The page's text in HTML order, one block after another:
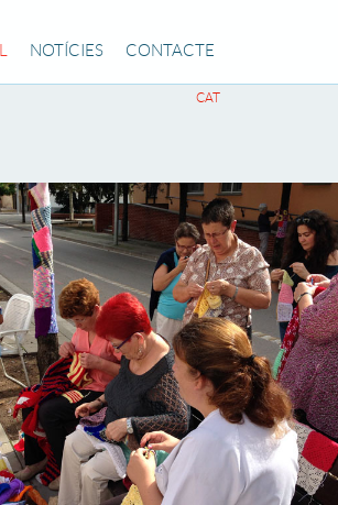
NOTÍCIES CONTACTE
CAT